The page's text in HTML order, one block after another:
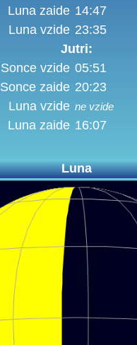
Luna zaide 14:47
Luna vzide 23:35
Jutri:
Sonce vzide 05:51
Sonce zaide 20:23
Luna vzide ne vzide
Luna zaide 16:07
Luna